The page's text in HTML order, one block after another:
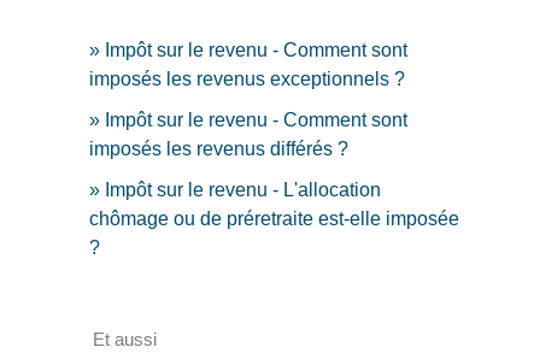
Impôt sur le revenu - Comment sont
imposés les revenus exceptionnels ?
Impôt sur le revenu - Comment sont
imposés les revenus différés ?
Impôt sur le revenu - L'allocation
chômage ou de préretraite est-elle imposée
?
Et aussi